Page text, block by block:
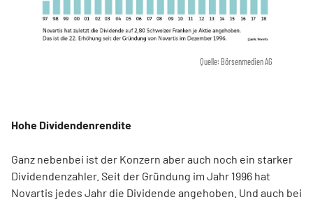
Quelle: Börsenmedien AG
Hohe Dividendenrendite
Ganz nebenbei ist der Konzern aber auch noch ein starker
Dividendenzahler. Seit der Gründung im Jahr 1996 hat
Novartis jedes Jahr die Dividende angehoben. Und auch bei